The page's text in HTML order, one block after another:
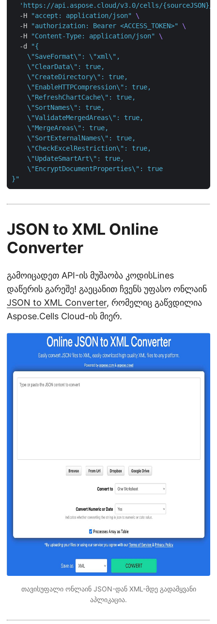
'https://api.aspose.cloud/v3.0/cells/{sourceJSON}/
  -H
"accept: application/json"
  -H
"authorization: Bearer <ACCESS_TOKEN>"
  -H
"Content-Type: application/json"
  -d
}"
JSON to XML Online
Converter
გამოიცადეთ API-ის მუშაობა კოდისLines
დაწერის გარეშე! გაეცანით ჩვენს უფასო ონლაინ
JSON to XML Converter, რომელიც გაწვდილია
Aspose.Cells Cloud-ის მიერ.
თავისუფალი ონლაინ JSON-დან XML-მდე გადამყვანი
აპლიკაცია.